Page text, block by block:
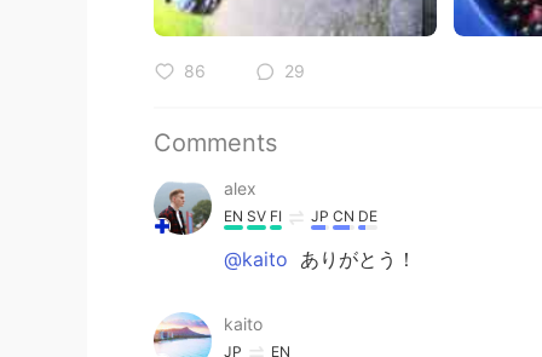
86 29
Comments
alex
EN SV FI JP CN DE
@kaito ありがとう！
kaito
JP EN